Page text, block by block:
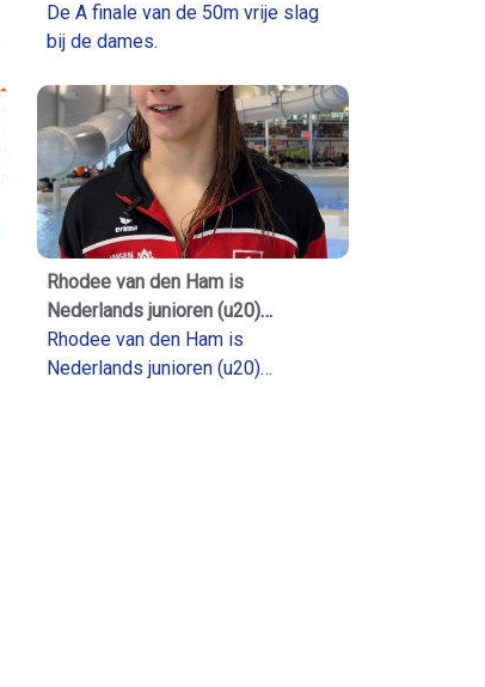
De A finale van de 50m vrije slag
bij de dames.
Rhodee van den Ham is
Nederlands junioren (u20)
kampioen
Rhodee van den Ham is
Nederlands junioren (u20)